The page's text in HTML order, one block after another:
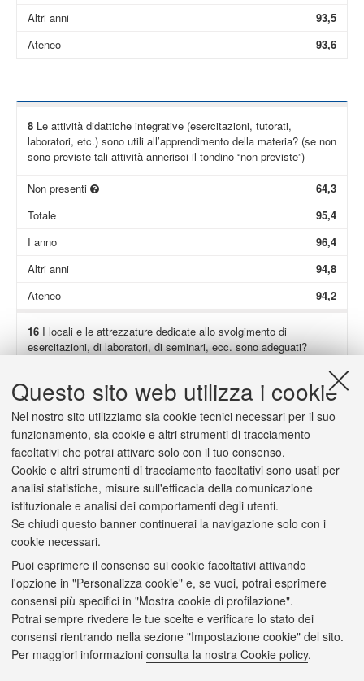
Questo sito web utilizza i cookie
Nel nostro sito utilizziamo sia cookie tecnici necessari per il suo
funzionamento, sia cookie e altri strumenti di tracciamento
facoltativi che potrai attivare solo con il tuo consenso.
Cookie e altri strumenti di tracciamento facoltativi sono usati per
analisi statistiche, misure sull'efficacia della comunicazione
istituzionale e analisi dei comportamenti degli utenti.
Se chiudi questo banner continuerai la navigazione solo con i
cookie necessari.
Puoi esprimere il consenso sui cookie facoltativi attivando
l'opzione in "Personalizza cookie" e, se vuoi, potrai esprimere
consensi più specifici in "Mostra cookie di profilazione".
Potrai sempre rivedere le tue scelte e verificare lo stato dei
consensi rientrando nella sezione "Impostazione cookie" del sito.
Per maggiori informazioni consulta la nostra Cookie policy.
Altri anni
93,5
Ateneo
93,6
8Le attività didattiche integrative (esercitazioni, tutorati,
laboratori, etc.) sono utili all’apprendimento della materia? (se non
sono previste tali attività annerisci il tondino “non previste”)
Non presenti
64,3
Totale
95,4
I anno
96,4
Altri anni
94,8
Ateneo
94,2
16I locali e le attrezzature dedicate allo svolgimento di
esercitazioni, di laboratori, di seminari, ecc. sono adeguati?
98,9
Totale
100,0
I anno
Altri anni
Ateneo
2/a(Solo se hai risposto "decisamente no" o "più no che sì") Il
carico di studio è scarso o eccessivo?
Scarso (%)
Eccessivo (%)
95,5